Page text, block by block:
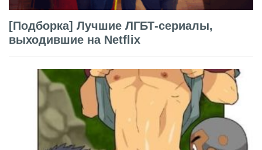
[Подборка] Лучшие ЛГБТ-сериалы,
выходившие на Netflix